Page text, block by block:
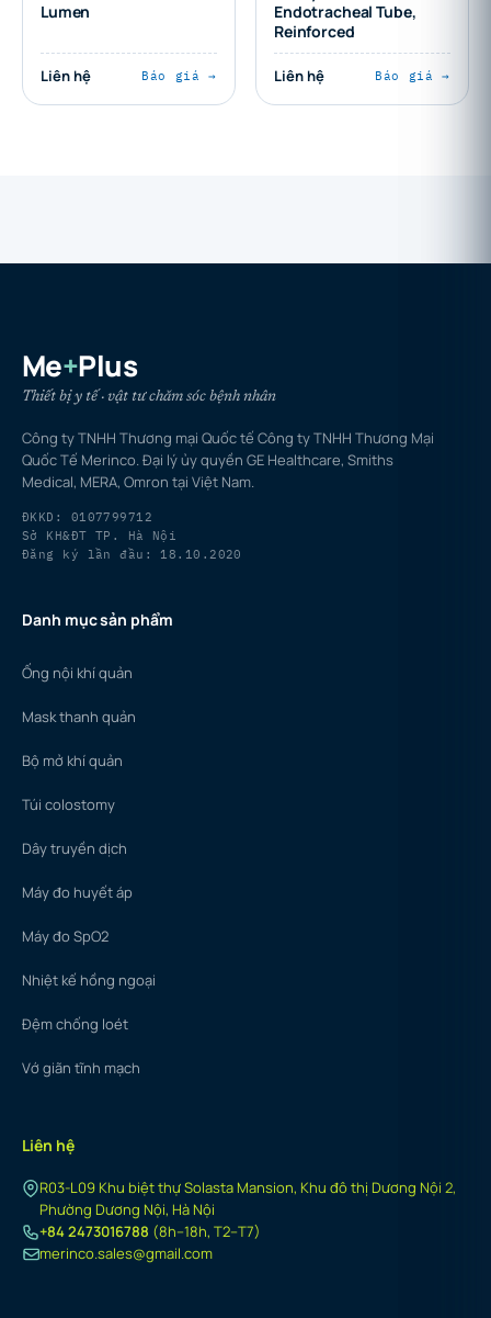
Lumen
Liên hệ Báo giá →
Endotracheal Tube,
Reinforced
Liên hệ Báo giá →
Me+Plus
Thiết bị y tế · vật tư chăm sóc bệnh nhân
Công ty TNHH Thương mại Quốc tế Công ty TNHH Thương Mại
Quốc Tế Merinco. Đại lý ủy quyền GE Healthcare, Smiths
Medical, MERA, Omron tại Việt Nam.
ĐKKD: 0107799712
Sở KH&ĐT TP. Hà Nội
Đăng ký lần đầu: 18.10.2020
Danh mục sản phẩm
Ống nội khí quản
Mask thanh quản
Bộ mở khí quản
Túi colostomy
Dây truyền dịch
Máy đo huyết áp
Máy đo SpO2
Nhiệt kế hồng ngoại
Đệm chống loét
Vớ giãn tĩnh mạch
Liên hệ
R03-L09 Khu biệt thự Solasta Mansion, Khu đô thị Dương Nội 2,
Phường Dương Nội, Hà Nội
+84 2473016788 (8h–18h, T2–T7)
merinco.sales@gmail.com